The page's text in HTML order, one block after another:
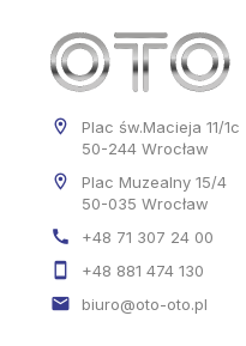
Plac św.Macieja 11/1c
50-244 Wrocław
Plac Muzealny 15/4
50-035 Wrocław
+48 71 307 24 00
+48 881 474 130
biuro@oto-oto.pl